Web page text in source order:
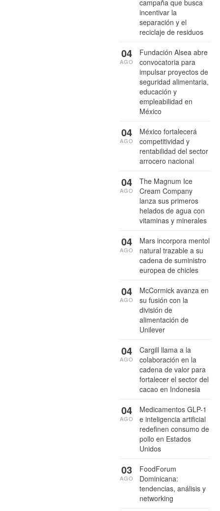
campaña que busca
incentivar la
separación y el
reciclaje de residuos
Fundación Alsea abre
convocatoria para
impulsar proyectos de
seguridad alimentaria,
educación y
empleabilidad en
México
04
AGO
México fortalecerá
competitividad y
rentabilidad del sector
arrocero nacional
04
AGO
The Magnum Ice
Cream Company
lanza sus primeros
helados de agua con
vitaminas y minerales
04
AGO
Mars incorpora mentol
natural trazable a su
cadena de suministro
europea de chicles
04
AGO
McCormick avanza en
su fusión con la
división de
alimentación de
Unilever
04
AGO
Cargill llama a la
colaboración en la
cadena de valor para
fortalecer el sector del
cacao en Indonesia
04
AGO
Medicamentos GLP-1
e inteligencia artificial
redefinen consumo de
pollo en Estados
Unidos
04
AGO
FoodForum
Dominicana:
tendencias, análisis y
networking
03
AGO